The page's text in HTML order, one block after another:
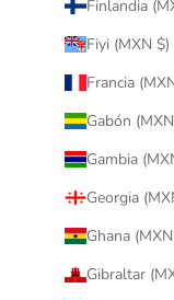
Fiyi (MXN $)